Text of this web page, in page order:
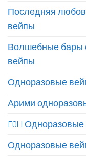
Последняя
вейпы
Волшебные бары
вейпы
Одноразовые
Арими
FOLI
Одноразовые